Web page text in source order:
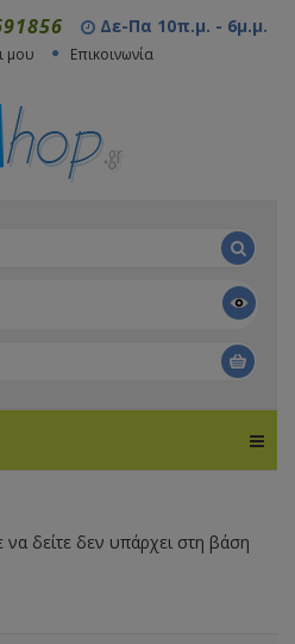
Δε-Πα 10π.μ. - 6μ.μ.
μου Επικοινωνία
δείτε δεν υπάρχει στη βάση